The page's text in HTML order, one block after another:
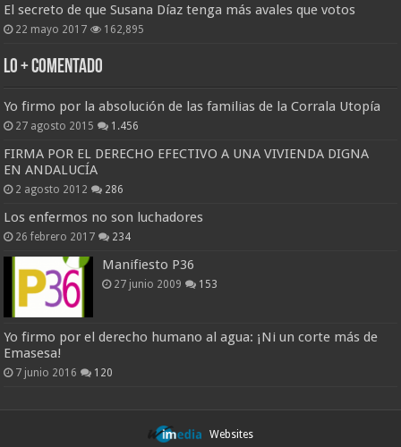
El secreto de que Susana Díaz tenga más avales que votos
22 mayo 2017 162,895
Lo + Comentado
Yo firmo por la absolución de las familias de la Corrala Utopía
27 agosto 2015 1.456
FIRMA POR EL DERECHO EFECTIVO A UNA VIVIENDA DIGNA
EN ANDALUCÍA
2 agosto 2012 286
Los enfermos no son luchadores
26 febrero 2017 234
Manifiesto P36
27 junio 2009 153
Yo firmo por el derecho humano al agua: ¡Ni un corte más de
Emasesa!
7 junio 2016 120
Websites